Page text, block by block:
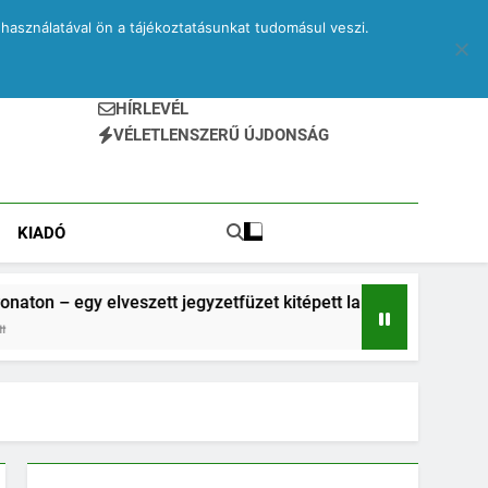
HÍRLEVÉL
VÉLETLENSZERŰ ÚJDONSÁG
KIADÓ
jegyzetfüzet kitépett lapjai
ön a tájékoztatásunkat tudomásul veszi.